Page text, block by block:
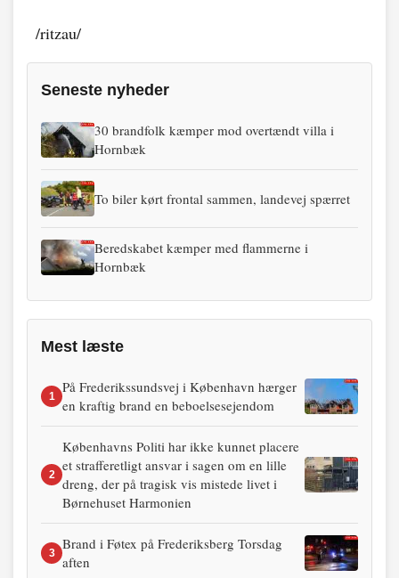
/ritzau/
Seneste nyheder
30 brandfolk kæmper mod overtændt villa i
Hornbæk
To biler kørt frontal sammen, landevej spærret
Beredskabet kæmper med flammerne i
Hornbæk
Mest læste
1
På Frederikssundsvej i København hærger
en kraftig brand en beboelsesejendom
2
Københavns Politi har ikke kunnet placere
et strafferetligt ansvar i sagen om en lille
dreng, der på tragisk vis mistede livet i
Børnehuset Harmonien
3
Brand i Føtex på Frederiksberg Torsdag
aften